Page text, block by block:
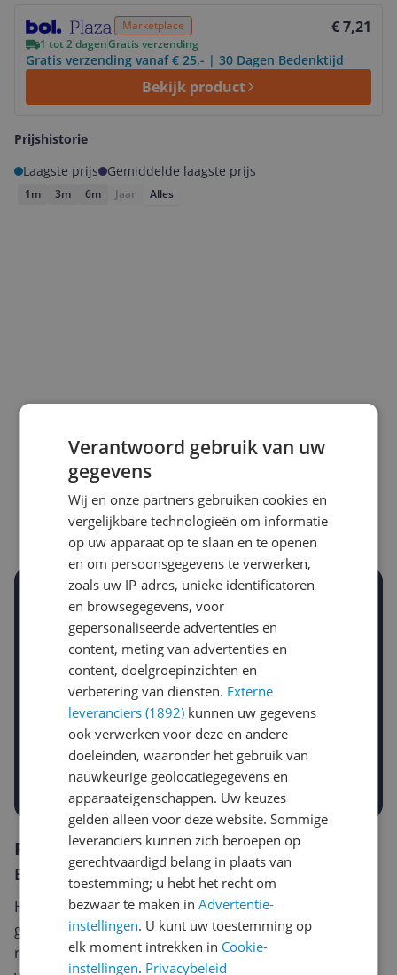
Marketplace € 7,21
1 tot 2 dagenGratis verzending
Gratis verzending vanaf € 25,- | 30 Dagen Bedenktijd
Bekijk product
Prijshistorie
Laagste prijs
Gemiddelde laagste prijs
1m 3m 6m Jaar Alles
Laagste prijs ooit
Hoogste prijs ooit
€ 12,86
Goedkoopste nu
Laatste prijsupdate
06-08-2026
Stel een alert in en mis geen prijsdaling
Krijg een seintje zodra de prijs zakt
Jouw e-mailadres
Gewenste daling of bedrag
-10% -15%
Gewenste prijs
€
Prijsalert aanzetten
Reviews
Er zijn nog geen reviews geschreven
Heb jij dit product in bezit en wil je graag je mening
geven? Start dan hieronder met het schrijven van je
review. Afhankelijk van de details duurt het schrijven
Verantwoord gebruik van uw
gegevens
Wij en onze partners gebruiken cookies en
vergelijkbare technologieën om informatie
op uw apparaat op te slaan en te openen
en om persoonsgegevens te verwerken,
zoals uw IP-adres, unieke identificatoren
en browsegegevens, voor
gepersonaliseerde advertenties en
content, meting van advertenties en
content, doelgroepinzichten en
verbetering van diensten. Externe
leveranciers (1892) kunnen uw gegevens
ook verwerken voor deze en andere
doeleinden, waaronder het gebruik van
nauwkeurige geolocatiegegevens en
apparaateigenschappen. Uw keuzes
gelden alleen voor deze website. Sommige
leveranciers kunnen zich beroepen op
gerechtvaardigd belang in plaats van
toestemming; u hebt het recht om
bezwaar te maken inAdvertentie-
instellingen. U kunt uw toestemming op
elk moment intrekken in Cookie-
instellingen. Privacybeleid